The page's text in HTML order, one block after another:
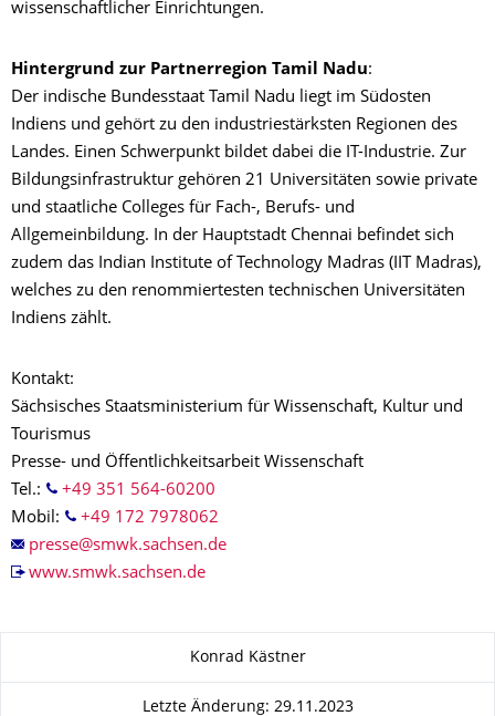
wissenschaftlicher Einrichtungen.
Hintergrund zur Partnerregion Tamil Nadu:
Der indische Bundesstaat Tamil Nadu liegt im Südosten
Indiens und gehört zu den industriestärksten Regionen des
Landes. Einen Schwerpunkt bildet dabei die IT-Industrie. Zur
Bildungsinfrastruktur gehören 21 Universitäten sowie private
und staatliche Colleges für Fach-, Berufs- und
Allgemeinbildung. In der Hauptstadt Chennai befindet sich
zudem das Indian Institute of Technology Madras (IIT Madras),
welches zu den renommiertesten technischen Universitäten
Indiens zählt.
Kontakt:
Sächsisches Staatsministerium für Wissenschaft, Kultur und
Tourismus
Presse- und Öffentlichkeitsarbeit Wissenschaft
Tel.:
+49 351 564-60200
Mobil:
+49 172 7978062
www.smwk.sachsen.de
Konrad Kästner
Letzte Änderung: 29.11.2023